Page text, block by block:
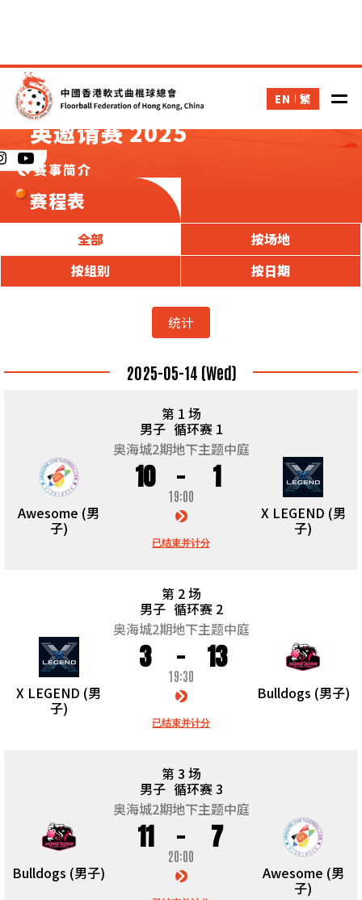
EN 繁
奥海城 3 ON 3 软式曲棍球精
英邀请赛 2025
赛事简介
赛程表
全部
按场地
按组别
按日期
统计
2025-05-14 (Wed)
第 1 场
男子 循环赛 1
奥海城2期地下主题中庭
Awesome (男
子)
10 1
19:00
已结束并计分
X LEGEND (男
子)
第 2 场
男子 循环赛 2
奥海城2期地下主题中庭
X LEGEND (男
子)
3 13
19:30
已结束并计分
Bulldogs (男子)
第 3 场
男子 循环赛 3
奥海城2期地下主题中庭
Bulldogs (男子)
11 7
20:00
Awesome (男
子)